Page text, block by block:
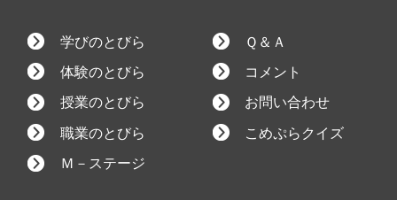
学びのとびら
体験のとびら
授業のとびら
職業のとびら
Ｍ－ステージ
Ｑ＆Ａ
コメント
お問い合わせ
こめぷらクイズ